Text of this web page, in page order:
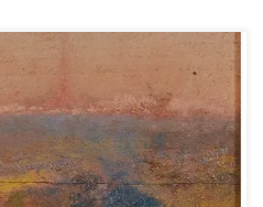
Cloud, 15x15cm Il s’agit d’un
faisait régulièrement. […]